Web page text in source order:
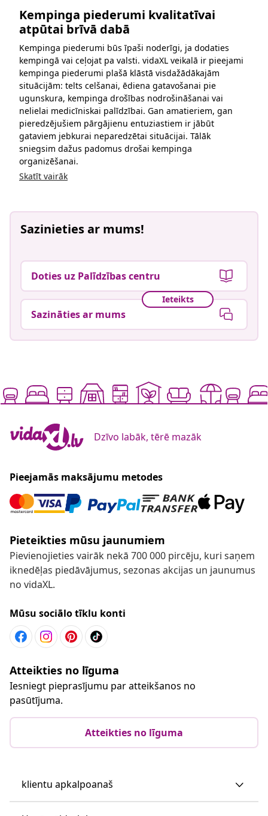
Kempinga piederumi kvalitatīvai
atpūtai brīvā dabā
Kempinga piederumi būs īpaši noderīgi, ja dodaties
kempingā vai ceļojat pa valsti. vidaXL veikalā ir pieejami
kempinga piederumi plašā klāstā visdažādākajām
situācijām: telts celšanai, ēdiena gatavošanai pie
ugunskura, kempinga drošības nodrošināšanai vai
nelielai medicīniskai palīdzībai. Gan amatieriem, gan
pieredzējušiem pārgājienu entuziastiem ir jābūt
gataviem jebkurai neparedzētai situācijai. Tālāk
sniegsim dažus padomus drošai kempinga
organizēšanai.
Skatīt vairāk
Sazinieties ar mums!
Doties uz Palīdzības centru
Ieteikts
Sazināties ar mums
Dzīvo labāk, tērē mazāk
Pieejamās maksājumu metodes
Pieteikties mūsu jaunumiem
Pievienojieties vairāk nekā 700 000 pircēju, kuri saņem
iknedēļas piedāvājumus, sezonas akcijas un jaunumus
no vidaXL.
Mūsu sociālo tīklu konti
Atteikties no līguma
Iesniegt pieprasījumu par atteikšanos no
pasūtījuma.
Atteikties no līguma
klientu apkalpoanaš